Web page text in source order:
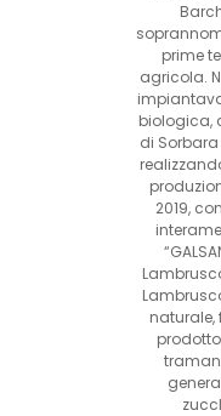
prime
agricola.
biologica,
di
2019,
naturale,